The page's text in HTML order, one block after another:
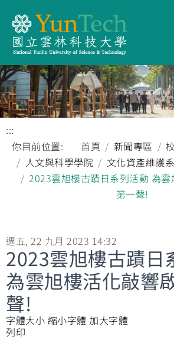
:::
你目前位置:
首頁 新聞專區
人文與科學學院
文化資產維護
2023雲旭樓古蹟日系列活動 為雲
第一聲!
週五, 22 九月 2023 14:32
2023雲旭樓古蹟日
為雲旭樓活化敲響
聲!
字體大小 縮小字體 加大字體
列印